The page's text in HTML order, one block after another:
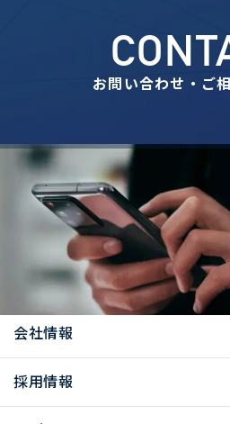
お問い合わせ・ご
事業内容
お知らせ
会社情報
採用情報